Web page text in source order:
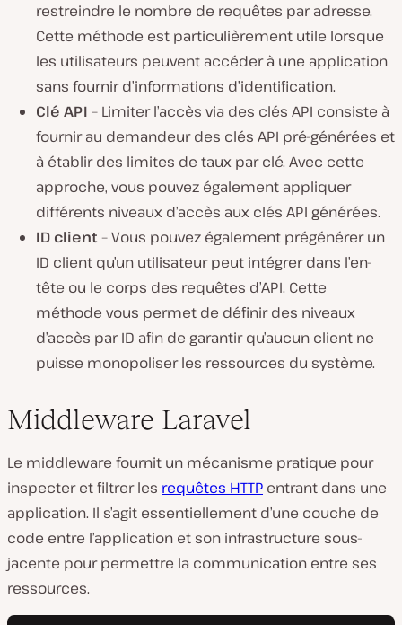
restreindre le nombre de requêtes par adresse.
Cette méthode est particulièrement utile lorsque
les utilisateurs peuvent accéder à une application
sans fournir d’informations d’identification.
Clé API – Limiter l’accès via des clés API consiste à
fournir au demandeur des clés API pré-générées et
à établir des limites de taux par clé. Avec cette
approche, vous pouvez également appliquer
différents niveaux d’accès aux clés API générées.
ID client– Vous pouvez également prégénérer un
ID client qu’un utilisateur peut intégrer dans l’en-
tête ou le corps des requêtes d’API. Cette
méthode vous permet de définir des niveaux
d’accès par ID afin de garantir qu’aucun client ne
puisse monopoliser les ressources du système.
Middleware Laravel
Le middleware fournit un mécanisme pratique pour
inspecter et filtrer les requêtes HTTP entrant dans une
application. Il s’agit essentiellement d’une couche de
code entre l’application et son infrastructure sous-
jacente pour permettre la communication entre ses
ressources.